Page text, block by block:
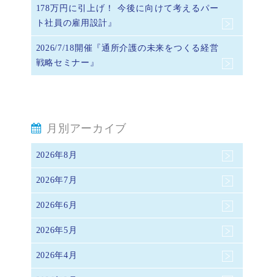
178万円に引上げ！ 今後に向けて考えるパー
ト社員の雇用設計』
2026/7/18開催『通所介護の未来をつくる経営
戦略セミナー』
月別アーカイブ
2026年8月
2026年7月
2026年6月
2026年5月
2026年4月